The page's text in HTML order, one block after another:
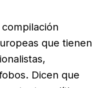
que tienen
Dicen que